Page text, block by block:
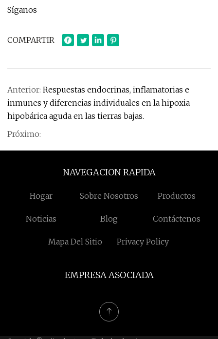
Síganos
COMPARTIR
Anterior: Respuestas endocrinas, inflamatorias e
inmunes y diferencias individuales en la hipoxia
hipobárica aguda en las tierras bajas.
Próximo:
NAVEGACION RAPIDA
Hogar Sobre Nosotros Productos
Noticias Blog Contáctenos
Mapa Del Sitio Privacy Policy
EMPRESA ASOCIADA